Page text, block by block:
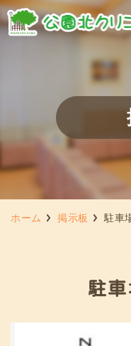
ホーム 掲示板 駐車
駐